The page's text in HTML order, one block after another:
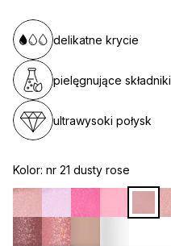
delikatne krycie
pielęgnujące składniki
ultrawysoki połysk
Kolor: nr 21 dusty rose